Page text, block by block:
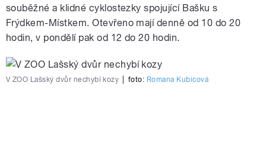
souběžné a klidné cyklostezky spojující Bašku s
Frýdkem-Místkem. Otevřeno mají denně od 10 do 20
hodin, v pondělí pak od 12 do 20 hodin.
V ZOO Lašský dvůr nechybí kozy foto: Romana Kubicová